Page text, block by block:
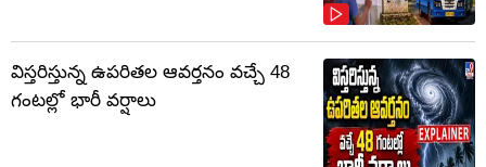
విస్తరిస్తున్న ఉపరితల ఆవర్తనం వచ్చే 48
గంటల్లో భారీ వర్షాలు